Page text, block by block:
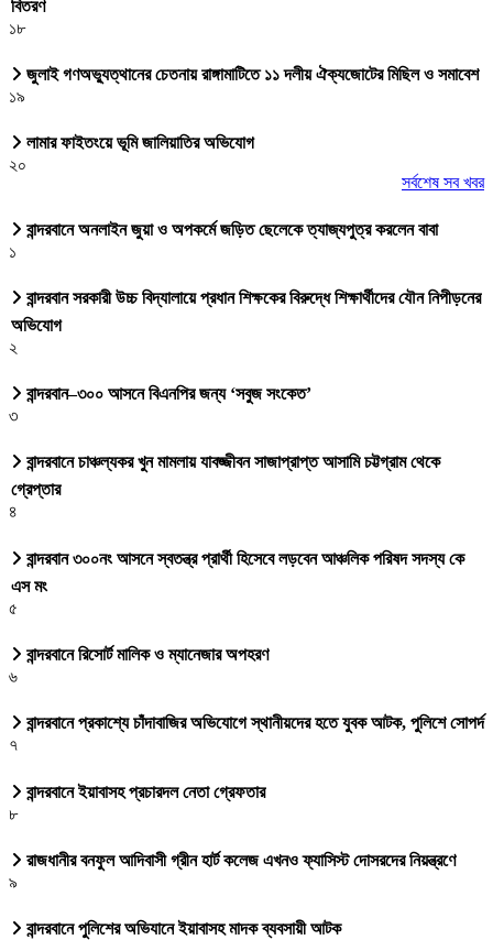
বিতরণ
১৮
জুলাই গণঅভ্যুত্থানের চেতনায় রাঙ্গামাটিতে ১১ দলীয় ঐক্যজোটের মিছিল ও সমাবেশ
১৯
লামার ফাইতংয়ে ভূমি জালিয়াতির অভিযোগ
২০
সর্বশেষ সব খবর
বান্দরবানে অনলাইন জুয়া ও অপকর্মে জড়িত ছেলেকে ত্যাজ্যপুত্র করলেন বাবা
১
বান্দরবান সরকারী উচ্চ বিদ্যালায়ে প্রধান শিক্ষকের বিরুদ্ধে শিক্ষার্থীদের যৌন নিপীড়নের
অভিযোগ
২
বান্দরবান–৩০০ আসনে বিএনপির জন্য ‘সবুজ সংকেত’
৩
বান্দরবানে চাঞ্চল্যকর খুন মামলায় যাবজ্জীবন সাজাপ্রাপ্ত আসামি চট্টগ্রাম থেকে
গ্রেপ্তার
৪
বান্দরবান ৩০০নং আসনে স্বতন্ত্র প্রার্থী হিসেবে লড়বেন আঞ্চলিক পরিষদ সদস্য কে
এস মং
৫
বান্দরবানে রিসোর্ট মালিক ও ম্যানেজার অপহরণ
৬
বান্দরবানে প্রকাশ্যে চাঁদাবাজির অভিযোগে স্থানীয়দের হতে যুবক আটক, পুলিশে সোপর্দ
৭
বান্দরবানে ইয়াবাসহ প্রচারদল নেতা গ্রেফতার
৮
রাজধানীর বনফুল আদিবাসী গ্রীন হার্ট কলেজ এখনও ফ্যাসিস্ট দোসরদের নিয়ন্ত্রণে
৯
বান্দরবানে পুলিশের অভিযানে ইয়াবাসহ মাদক ব্যবসায়ী আটক